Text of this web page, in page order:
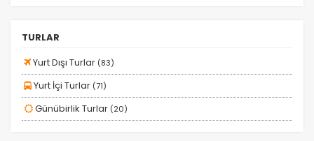
Tercihleri Kaydet
TERMAL TURLAR
TRENLİ TURLAR
TUR TAKVİMİ
YAKIN TARİHLİ TURLARIMIZ
TURLAR
Yurt Dışı Turlar (83)
Yurt İçi Turlar (71)
Günübirlik Turlar (20)